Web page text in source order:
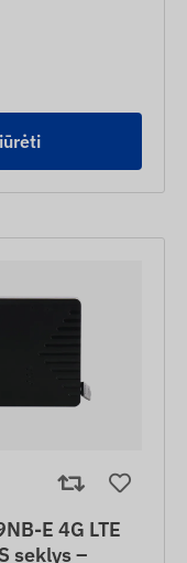
E 4G LTE
seklys –